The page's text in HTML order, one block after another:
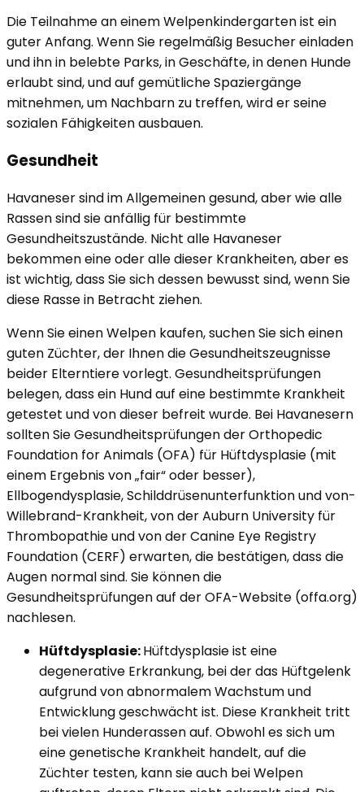
Die Teilnahme an einem Welpenkindergarten ist ein
guter Anfang. Wenn Sie regelmäßig Besucher einladen
und ihn in belebte Parks, in Geschäfte, in denen Hunde
erlaubt sind, und auf gemütliche Spaziergänge
mitnehmen, um Nachbarn zu treffen, wird er seine
sozialen Fähigkeiten ausbauen.
Gesundheit
Havaneser sind im Allgemeinen gesund, aber wie alle
Rassen sind sie anfällig für bestimmte
Gesundheitszustände. Nicht alle Havaneser
bekommen eine oder alle dieser Krankheiten, aber es
ist wichtig, dass Sie sich dessen bewusst sind, wenn Sie
diese Rasse in Betracht ziehen.
Wenn Sie einen Welpen kaufen, suchen Sie sich einen
guten Züchter, der Ihnen die Gesundheitszeugnisse
beider Elterntiere vorlegt. Gesundheitsprüfungen
belegen, dass ein Hund auf eine bestimmte Krankheit
getestet und von dieser befreit wurde. Bei Havanesern
sollten Sie Gesundheitsprüfungen der Orthopedic
Foundation for Animals (OFA) für Hüftdysplasie (mit
einem Ergebnis von „fair“ oder besser),
Ellbogendysplasie, Schilddrüsenunterfunktion und von-
Willebrand-Krankheit, von der Auburn University für
Thrombopathie und von der Canine Eye Registry
Foundation (CERF) erwarten, die bestätigen, dass die
Augen normal sind. Sie können die
Gesundheitsprüfungen auf der OFA-Website (offa.org)
nachlesen.
Hüftdysplasie:Hüftdysplasie ist eine
degenerative Erkrankung, bei der das Hüftgelenk
aufgrund von abnormalem Wachstum und
Entwicklung geschwächt ist. Diese Krankheit tritt
bei vielen Hunderassen auf. Obwohl es sich um
eine genetische Krankheit handelt, auf die
Züchter testen, kann sie auch bei Welpen